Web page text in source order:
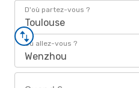
D'où partez-vous ?
Toulouse
Où allez-vous ?
Wenzhou